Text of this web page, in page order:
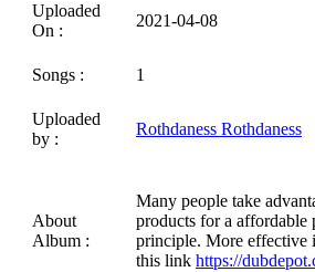
Uploaded
On :
2021-04-08
Songs : 1
Uploaded
by :
Rothdaness Rothdaness
About
Album :
Many people take
products for a affordable
principle. More effective
this link https://